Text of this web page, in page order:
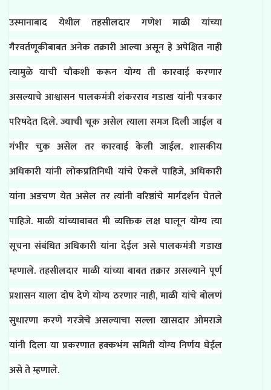
उस्मानाबाद येथील तहसीलदार गणेश माळी यांच्या
गैरवर्तणूकीबाबत अनेक तक्रारी आल्या असून हे अपेक्षित नाही
त्यामुळे याची चौकशी करून योग्य ती कारवाई करणार
असल्याचे आश्वासन पालकमंत्री शंकरराव गडाख यांनी पत्रकार
परिषदेत दिले. ज्याची चूक असेल त्याला समज दिली जाईल व
गंभीर चुक असेल तर कारवाई केली जाईल. शासकीय
अधिकारी यांनी लोकप्रतिनिधी यांचे ऐकले पाहिजे, अधिकारी
यांना अडचण येत असेल तर त्यांनी वरिष्ठांचे मार्गदर्शन घेतले
पाहिजे. माळी यांच्याबाबत मी व्यक्तिक लक्ष घालून योग्य त्या
सूचना संबंधित अधिकारी यांना देईल असे पालकमंत्री गडाख
म्हणाले. तहसीलदार माळी यांच्या बाबत तक्रार असल्याने पूर्ण
प्रशासन याला दोष देणे योग्य ठरणार नाही, माळी यांचे बोलणं
सुधारणा करणे गरजेचे असल्याचा सल्ला खासदार ओमराजे
यांनी दिला या प्रकरणात हक्कभंग समिती योग्य निर्णय घेईल
असे ते म्हणाले.